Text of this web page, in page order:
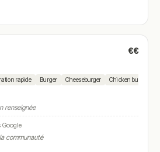
€€
rapide Burger Cheeseburger Chicken burger
renseignée
Google
communauté